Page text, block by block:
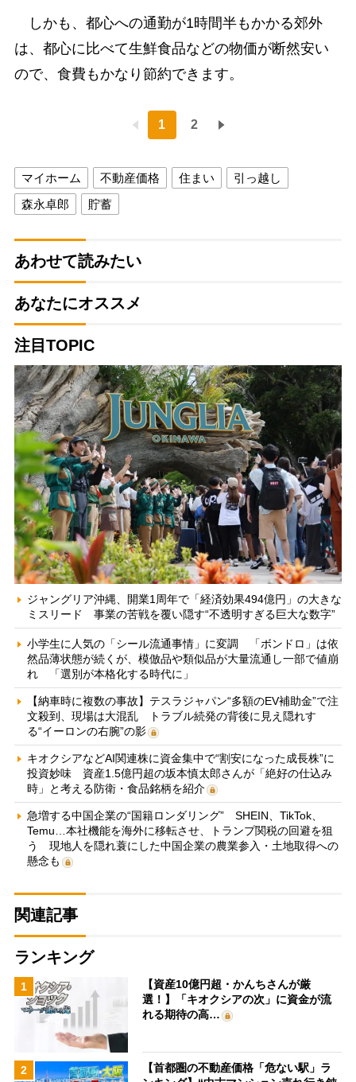
しかも、都心への通勤が1時間半もかかる郊外
は、都心に比べて生鮮食品などの物価が断然安い
ので、食費もかなり節約できます。
1 2
マイホーム 不動産価格 住まい
引っ越し
森永卓郎
貯蓄
あわせて読みたい
あなたにオススメ
注目TOPIC
ジャングリア沖縄、開業1周年で「経済効果494億円」の大きな
ミスリード 事業の苦戦を覆い隠す“不透明すぎる巨大な数字”
小学生に人気の「シール流通事情」に変調 「ボンドロ」は依
然品薄状態が続くが、模倣品や類似品が大量流通し一部で値崩
れ 「選別が本格化する時代に」
【納車時に複数の事故】テスラジャパン“多額のEV補助金”で注
文殺到、現場は大混乱 トラブル続発の背後に見え隠れす
る“イーロンの右腕”の影
キオクシアなどAI関連株に資金集中で“割安になった成長株”に
投資妙味 資産1.5億円超の坂本慎太郎さんが「絶好の仕込み
時」と考える防衛・食品銘柄を紹介
急増する中国企業の“国籍ロンダリング” SHEIN、TikTok、
Temu…本社機能を海外に移転させ、トランプ関税の回避を狙
う 現地人を隠れ蓑にした中国企業の農業参入・土地取得への
懸念も
関連記事
ランキング
1
【資産10億円超・かんちさんが厳
選！】「キオクシアの次」に資金が流
れる期待の高…
2
【首都圏の不動産価格「危ない駅」ラ